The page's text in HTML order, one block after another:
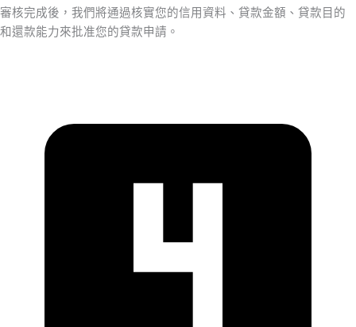
審核完成後，我們將通過核實您的信用資料、貸款金額、貸款目的
和還款能力來批准您的貸款申請。